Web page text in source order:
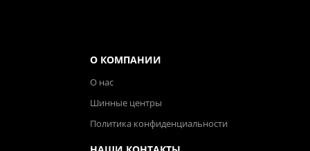
О КОМПАНИИ
О нас
Шинные центры
Политика конфиденциальности